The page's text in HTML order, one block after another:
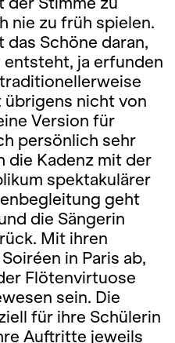
nie zu früh spielen.
das Schöne daran,
ja erfunden
nicht von
Version für
persönlich sehr
die Kadenz mit der
spektakulärer
geht
die Sängerin
Mit ihren
in Paris ab,
Flötenvirtuose
sein. Die
für ihre Schülerin
Auftritte jeweils